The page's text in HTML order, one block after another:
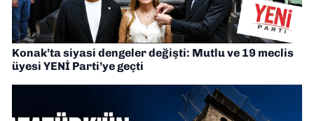
Konak’ta siyasi dengeler değişti: Mutlu ve 19 meclis
üyesi YENİ Parti’ye geçti